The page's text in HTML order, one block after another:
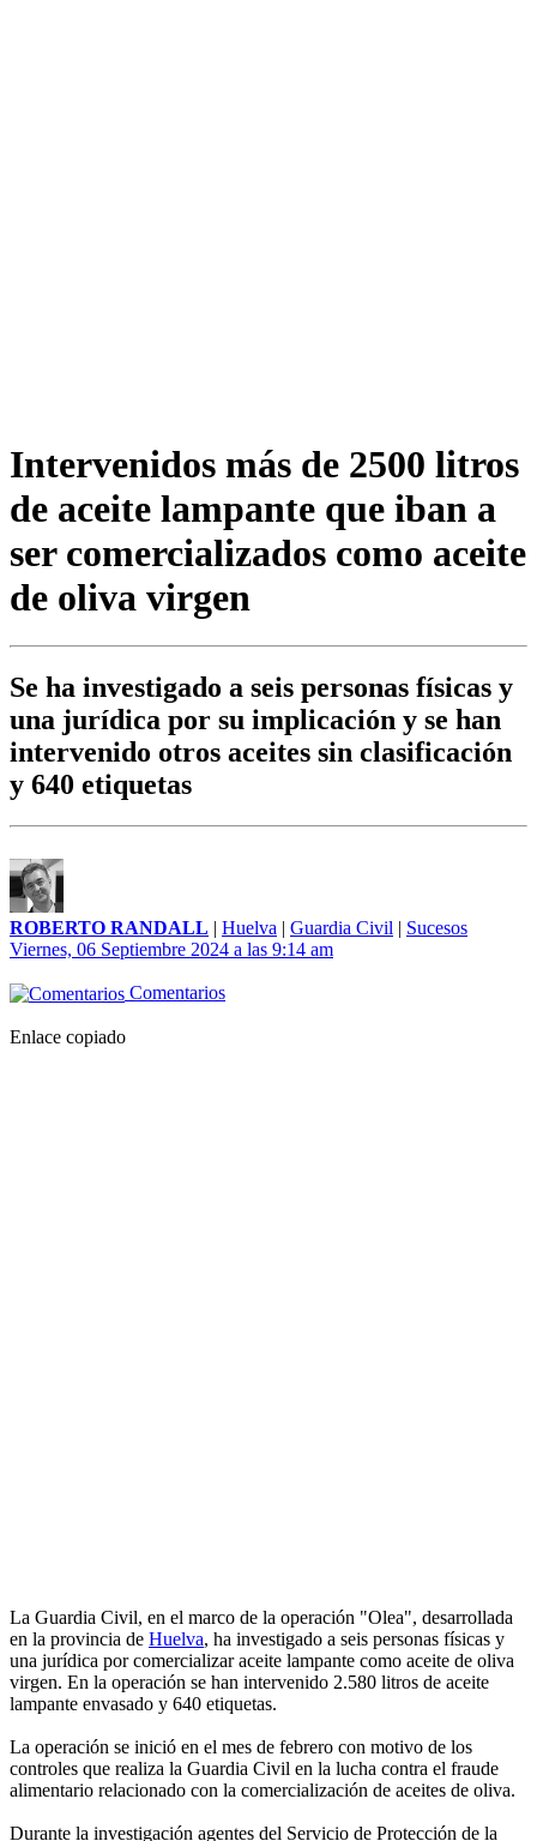
Intervenidos más de 2500 litros
de aceite lampante que iban a
ser comercializados como aceite
de oliva virgen
Se ha investigado a seis personas físicas y
una jurídica por su implicación y se han
intervenido otros aceites sin clasificación
y 640 etiquetas
ROBERTO RANDALL | Huelva | Guardia Civil | Sucesos
Viernes, 06 Septiembre 2024 a las 9:14 am
Comentarios
Enlace copiado
La Guardia Civil, en el marco de la operación "Olea", desarrollada
en la provincia de Huelva, ha investigado a seis personas físicas y
una jurídica por comercializar aceite lampante como aceite de oliva
virgen. En la operación se han intervenido 2.580 litros de aceite
lampante envasado y 640 etiquetas.
La operación se inició en el mes de febrero con motivo de los
controles que realiza la Guardia Civil en la lucha contra el fraude
alimentario relacionado con la comercialización de aceites de oliva.
Durante la investigación agentes del Servicio de Protección de la